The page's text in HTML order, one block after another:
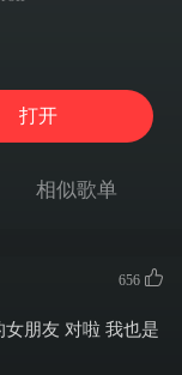
打开
相似歌单
656
朋友 对啦 我也是